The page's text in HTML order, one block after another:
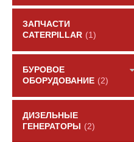
ЗАПЧАСТИ
CATERPILLAR (1)
БУРОВОЕ
ОБОРУДОВАНИЕ (2)
ДИЗЕЛЬНЫЕ
ГЕНЕРАТОРЫ
(2)